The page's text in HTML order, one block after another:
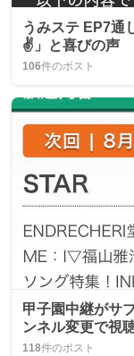
うみステ EP7通
✌️」と喜びの声
106件のポスト
甲子園中継がサ
ンネル変更で視
118件のポスト